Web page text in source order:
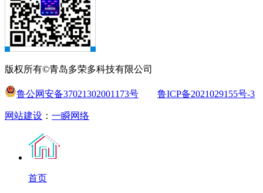
版权所有©青岛多荣多科技有限公司
鲁公网安备37021302001173号 鲁ICP备2021029155号-3
网站建设 ： 一瞬网络
首页